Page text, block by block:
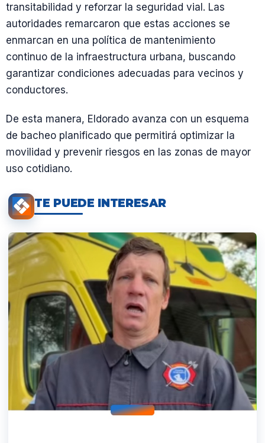
transitabilidad y reforzar la seguridad vial. Las
autoridades remarcaron que estas acciones se
enmarcan en una política de mantenimiento
continuo de la infraestructura urbana, buscando
garantizar condiciones adecuadas para vecinos y
conductores.
De esta manera, Eldorado avanza con un esquema
de bacheo planificado que permitirá optimizar la
movilidad y prevenir riesgos en las zonas de mayor
uso cotidiano.
TE PUEDE INTERESAR